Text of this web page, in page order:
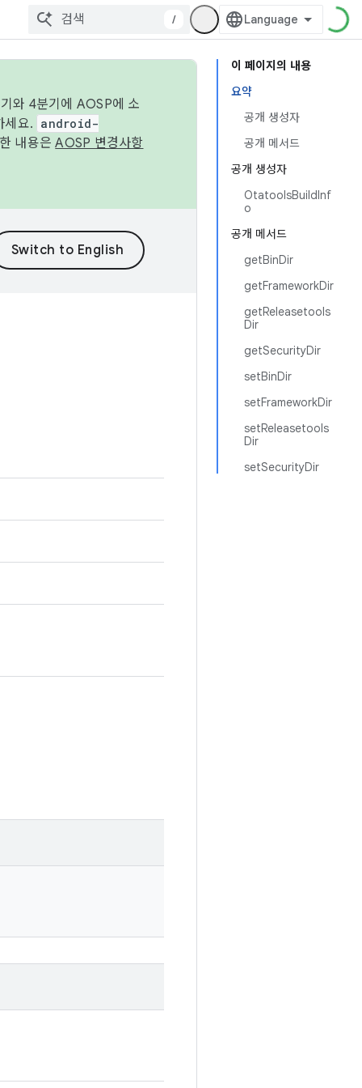
/
이 페이지의 내용
요약
공개 생성자
공개 메서드
공개 생성자
OtatoolsBuildInf
o
공개 메서드
getBinDir
getFrameworkDir
getReleasetools
Dir
getSecurityDir
setBinDir
setFrameworkDir
setReleasetools
Dir
setSecurityDir
와 4분기에 AOSP에 소
세요. android-
내용은AOSP 변경사항